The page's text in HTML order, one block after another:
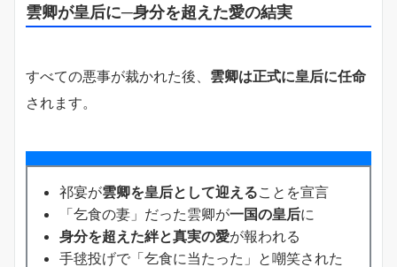
雲卿が皇后に─身分を超えた愛の結実
すべての悪事が裁かれた後、 雲卿は正式に皇后に任命
されます。
祁宴が雲卿を皇后として迎えることを宣言
「乞食の妻」だった雲卿が一国の皇后に
身分を超えた絆と真実の愛が報われる
手毬投げで「乞食に当たった」と嘲笑された